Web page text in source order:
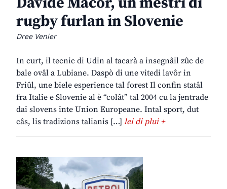
rugby furlan in Slovenie
Dree Venier
In curt, il tecnic di Udin al tacarà a insegnâil zûc de
bale ovâl a Lubiane. Daspò di une vitedi lavôr in
Friûl, une biele esperience tal forest Il confin statâl
fra Italie e Slovenie al è “colât” tal 2004 cu la jentrade
dai slovens inte Union Europeane. Intal sport, dut
câs, lis tradizions talianis […] lei di plui +